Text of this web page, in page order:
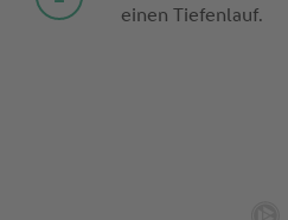
einen Tiefenlauf.